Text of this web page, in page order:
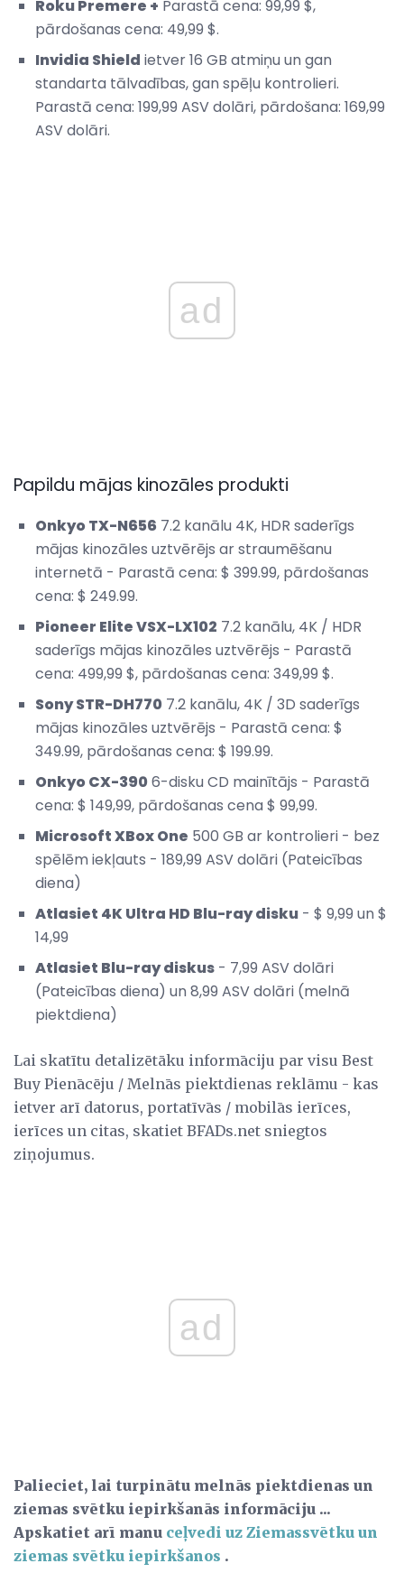
Roku Premere + Parastā cena: 99,99 $,
pārdošanas cena: 49,99 $.
Invidia Shield ietver 16 GB atmiņu un gan
standarta tālvadības, gan spēļu kontrolieri.
Parastā cena: 199,99 ASV dolāri, pārdošana: 169,99
ASV dolāri.
ad
Papildu mājas kinozāles produkti
Onkyo TX-N656 7.2 kanālu 4K, HDR saderīgs
mājas kinozāles uztvērējs ar straumēšanu
internetā - Parastā cena: $ 399.99, pārdošanas
cena: $ 249.99.
Pioneer Elite VSX-LX102 7.2 kanālu, 4K / HDR
saderīgs mājas kinozāles uztvērējs - Parastā
cena: 499,99 $, pārdošanas cena: 349,99 $.
Sony STR-DH770 7.2 kanālu, 4K / 3D saderīgs
mājas kinozāles uztvērējs - Parastā cena: $
349.99, pārdošanas cena: $ 199.99.
Onkyo CX-3906-disku CD mainītājs - Parastā
cena: $ 149,99, pārdošanas cena $ 99,99.
Microsoft XBox One 500 GB ar kontrolieri - bez
spēlēm iekļauts - 189,99 ASV dolāri (Pateicības
diena)
Atlasiet 4K Ultra HD Blu-ray disku - $ 9,99 un $
14,99
Atlasiet Blu-ray diskus - 7,99 ASV dolāri
(Pateicības diena) un 8,99 ASV dolāri (melnā
piektdiena)
Lai skatītu detalizētāku informāciju par visu Best
Buy Pienācēju / Melnās piektdienas reklāmu - kas
ietver arī datorus, portatīvās / mobilās ierīces,
ierīces un citas, skatiet BFADs.net sniegtos
ziņojumus.
ad
Palieciet, lai turpinātu melnās piektdienas un
ziemas svētku iepirkšanās informāciju ...
Apskatiet arī manu ceļvedi uz Ziemassvētku un
ziemas svētku iepirkšanos .